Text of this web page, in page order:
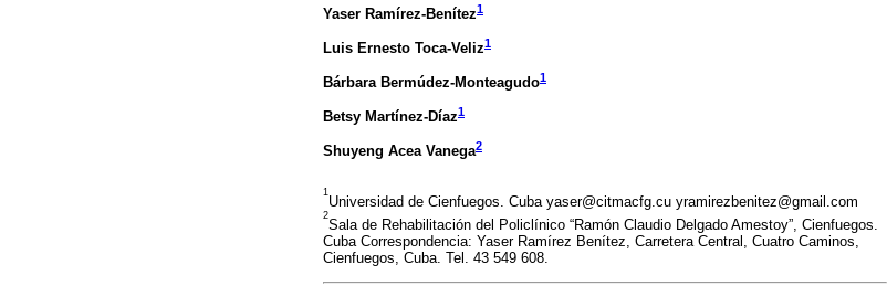
Yaser Ramírez-Benítez1
Luis Ernesto Toca-Veliz1
Bárbara Bermúdez-Monteagudo1
Betsy Martínez-Díaz1
Shuyeng Acea Vanega2
1
Universidad de Cienfuegos. Cuba yaser@citmacfg.cu yramirezbenitez@gmail.com
2
Sala de Rehabilitación del Policlínico “Ramón Claudio Delgado Amestoy”, Cienfuegos.
Cuba Correspondencia: Yaser Ramírez Benítez, Carretera Central, Cuatro Caminos,
Cienfuegos, Cuba. Tel. 43 549 608.